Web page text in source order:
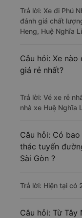
Trả lời: Xe đi Phú
đánh giá chất
Heng, Huệ Nghĩa
Câu hỏi: Xe nào
giá rẻ nhất?
Trả lời: Vé xe rẻ
nhà xe Huệ Nghĩa
Câu hỏi: Có
thác tuyến
Sài Gòn ?
Trả lời: Hiện tại có
Câu hỏi: Từ Tây